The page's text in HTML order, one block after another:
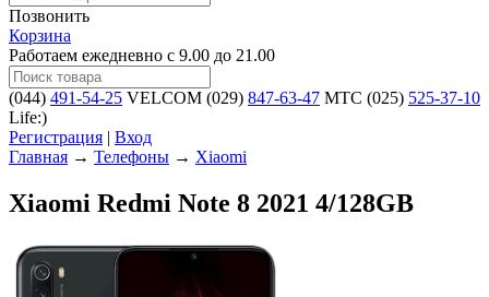
Позвонить
Корзина
Работаем ежедневно с 9.00 до 21.00
(044) 491-54-25 VELCOM (029) 847-63-47 MTC (025) 525-37-10
Life:)
Регистрация | Вход
Главная → Телефоны → Xiaomi
Xiaomi Redmi Note 8 2021 4/128GB